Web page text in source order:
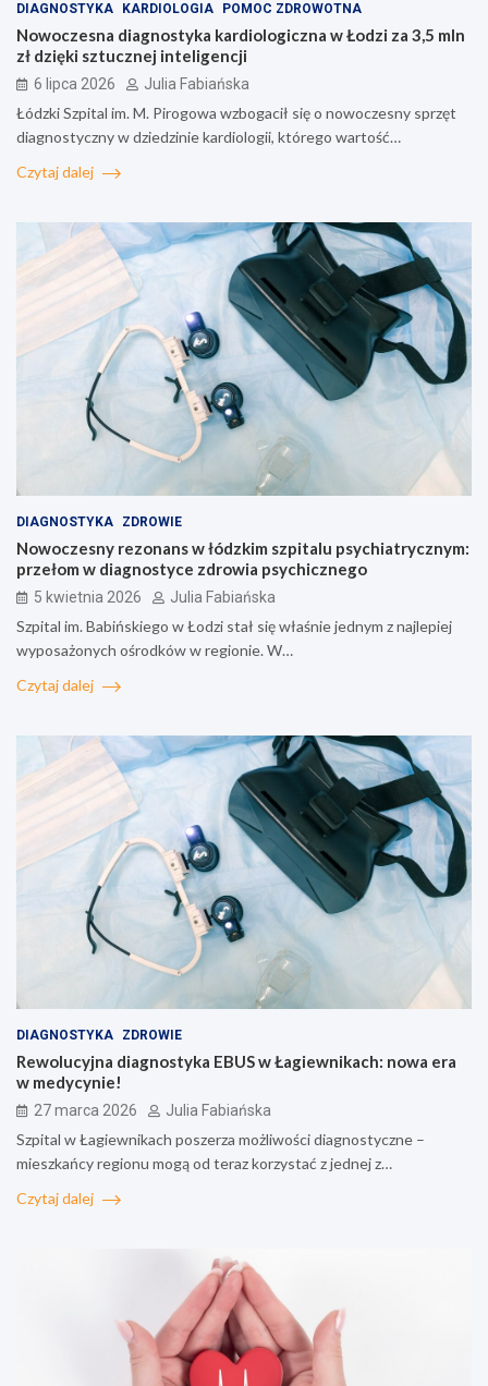
DIAGNOSTYKA KARDIOLOGIA POMOC ZDROWOTNA
Nowoczesna diagnostyka kardiologiczna w Łodzi za 3,5 mln
zł dzięki sztucznej inteligencji
6 lipca 2026 Julia Fabiańska
Łódzki Szpital im. M. Pirogowa wzbogacił się o nowoczesny sprzęt
diagnostyczny w dziedzinie kardiologii, którego wartość…
Czytaj dalej
DIAGNOSTYKA ZDROWIE
Nowoczesny rezonans w łódzkim szpitalu psychiatrycznym:
przełom w diagnostyce zdrowia psychicznego
5 kwietnia 2026 Julia Fabiańska
Szpital im. Babińskiego w Łodzi stał się właśnie jednym z najlepiej
wyposażonych ośrodków w regionie. W…
Czytaj dalej
DIAGNOSTYKA ZDROWIE
Rewolucyjna diagnostyka EBUS w Łagiewnikach: nowa era
w medycynie!
27 marca 2026 Julia Fabiańska
Szpital w Łagiewnikach poszerza możliwości diagnostyczne –
mieszkańcy regionu mogą od teraz korzystać z jednej z…
Czytaj dalej